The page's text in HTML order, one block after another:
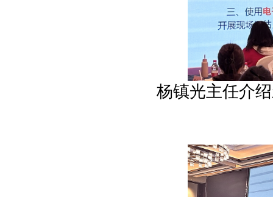
杨镇光主任介